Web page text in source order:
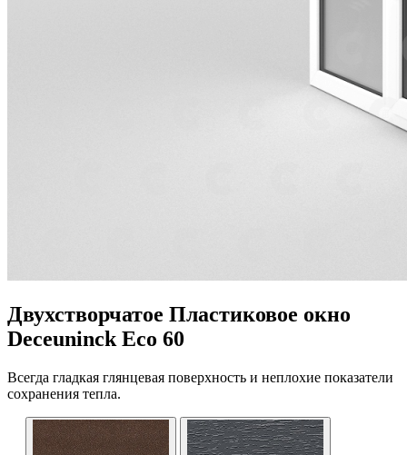
Двухстворчатое Пластиковое окно
Deceuninck Eco 60
Всегда гладкая глянцевая поверхность и неплохие показатели
сохранения тепла.